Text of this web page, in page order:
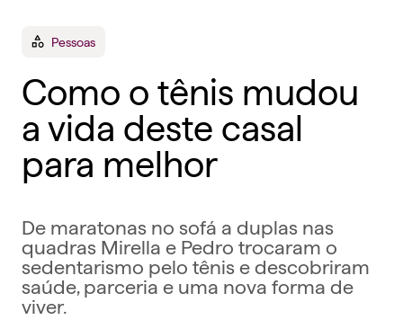
Pessoas
Como o tênis mudou
a vida deste casal
para melhor
De maratonas no sofá a duplas nas
quadras Mirella e Pedro trocaram o
sedentarismo pelo tênis e descobriram
saúde, parceria e uma nova forma de
viver.